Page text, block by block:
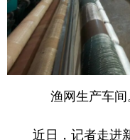
渔网生产车
近日，记者走进新